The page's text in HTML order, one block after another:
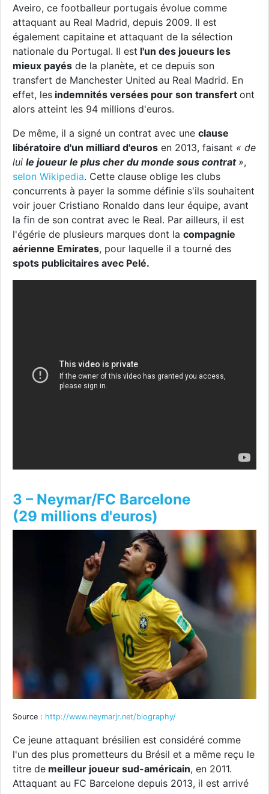
Aveiro, ce footballeur portugais évolue comme
attaquant au Real Madrid, depuis 2009. Il est
également capitaine et attaquant de la sélection
nationale du Portugal. Il est l'un des joueurs les
mieux payés de la planète, et ce depuis son
transfert de Manchester United au Real Madrid. En
effet, les indemnités versées pour son transfert ont
alors atteint les 94 millions d'euros.
De même, il a signé un contrat avec une clause
libératoire d'un milliard d'euros en 2013, faisant « de
lui le joueur le plus cher du monde sous contrat»,
selon Wikipedia. Cette clause oblige les clubs
concurrents à payer la somme définie s'ils souhaitent
voir jouer Cristiano Ronaldo dans leur équipe, avant
la fin de son contrat avec le Real. Par ailleurs, il est
l'égérie de plusieurs marques dont la compagnie
aérienne Emirates, pour laquelle il a tourné des
spots publicitaires avec Pelé.
3 – Neymar/FC Barcelone
(29 millions d'euros)
Source : http://www.neymarjr.net/biography/
Ce jeune attaquant brésilien est considéré comme
l'un des plus prometteurs du Brésil et a même reçu le
titre de meilleur joueur sud-américain, en 2011.
Attaquant au FC Barcelone depuis 2013, il est arrivé